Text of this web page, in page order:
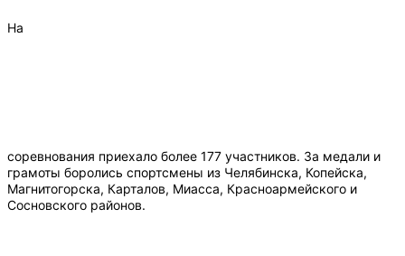
На
соревнования приехало более 177 участников. За медали и
грамоты боролись спортсмены из Челябинска, Копейска,
Магнитогорска, Карталов, Миасса, Красноармейского и
Сосновского районов.